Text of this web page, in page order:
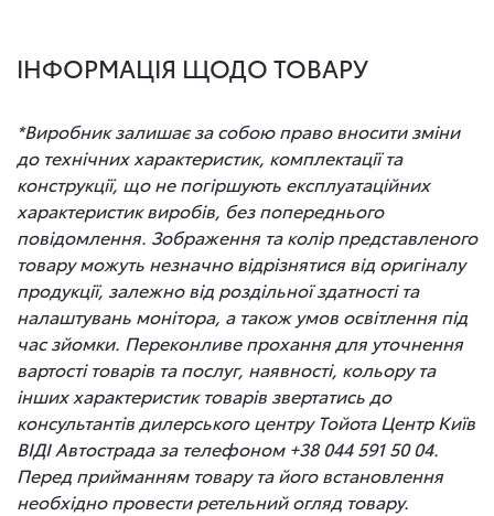
ІНФОРМАЦІЯ ЩОДО ТОВАРУ
*Виробник залишає за собою право вносити зміни
до технічних характеристик, комплектації та
конструкції, що не погіршують експлуатаційних
характеристик виробів, без попереднього
повідомлення. Зображення та колір представленого
товару можуть незначно відрізнятися від оригіналу
продукції, залежно від роздільної здатності та
налаштувань монітора, а також умов освітлення під
час зйомки. Переконливе прохання для уточнення
вартості товарів та послуг, наявності, кольору та
інших характеристик товарів звертатись до
консультантів дилерського центру Тойота Центр Київ
ВІДІ Автострада за телефоном +38 044 591 50 04.
Перед прийманням товару та його встановлення
необхідно провести ретельний огляд товару.